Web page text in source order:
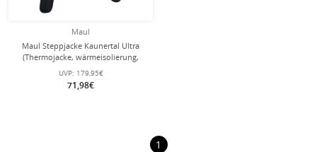
Maul
Maul Steppjacke Kaunertal Ultra
(Thermojacke, wärmeisolierung,
atmungsaktiv) schwarz Herren
UVP: 179,95€
71,98€
1